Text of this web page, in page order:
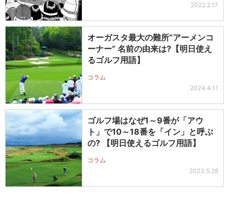
2022.2.17
オーガスタ最大の難所“アーメンコ
ーナー” 名前の由来は?【明日使え
るゴルフ用語】
コラム
2024.4.11
ゴルフ場はなぜ1～9番が「アウ
ト」で10～18番を「イン」と呼ぶ
の? 【明日使えるゴルフ用語】
コラム
2023.5.28